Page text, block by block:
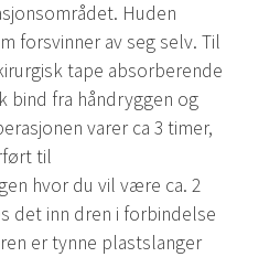
Huden
forsvinner av seg selv. Til
tape absorberende
bind fra håndryggen og
varer ca 3 timer,
til
hvor du vil være ca. 2
det inn dren i forbindelse
er tynne plastslanger